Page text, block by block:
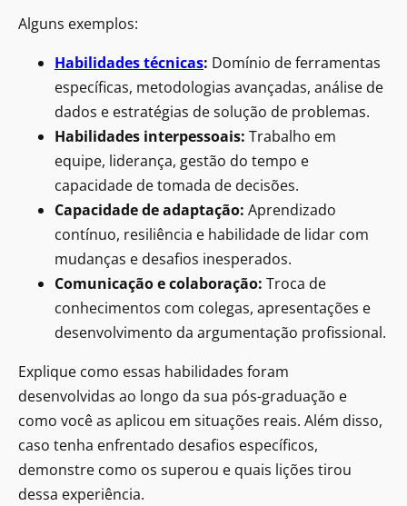
Alguns exemplos:
Habilidades técnicas: Domínio de ferramentas
específicas, metodologias avançadas, análise de
dados e estratégias de solução de problemas.
Habilidades interpessoais: Trabalho em
equipe, liderança, gestão do tempo e
capacidade de tomada de decisões.
Capacidade de adaptação: Aprendizado
contínuo, resiliência e habilidade de lidar com
mudanças e desafios inesperados.
Comunicação e colaboração: Troca de
conhecimentos com colegas, apresentações e
desenvolvimento da argumentação profissional.
Explique como essas habilidades foram
desenvolvidas ao longo da sua pós-graduação e
como você as aplicou em situações reais. Além disso,
caso tenha enfrentado desafios específicos,
demonstre como os superou e quais lições tirou
dessa experiência.